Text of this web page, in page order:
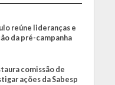
reúne lideranças e
da pré-campanha
comissão de
ações da Sabesp